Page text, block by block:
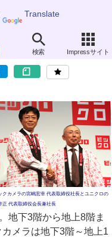
Translate
検索 Impressサイト
クロ｣を新宿東口に27日オ
クカメラの宮嶋宏幸 代表取締役社長とユニクロの
正 代表取締役会長兼社長
地下3階から地上8階ま
メラは地下3階～地上1